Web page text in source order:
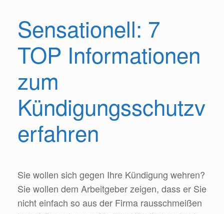
Sensationell: 7
TOP Informationen
zum
Kündigungsschutzv
erfahren
Sie wollen sich gegen Ihre Kündigung wehren?
Sie wollen dem Arbeitgeber zeigen, dass er Sie
nicht einfach so aus der Firma rausschmeißen